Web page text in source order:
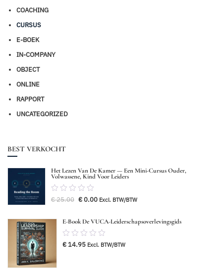
COACHING
CURSUS
E-BOEK
IN-COMPANY
OBJECT
ONLINE
RAPPORT
UNCATEGORIZED
BEST VERKOCHT
Het Lezen Van De Kamer — Een Mini-Cursus Ouder,
Volwassene, Kind Voor Leiders
0.00
van
€25.00 Oorspronkelijke
€ 25.00.
€0.00Huidige
Excl. BTW/BTW
E-Book De VUCA-Leiderschapsoverlevingsgids
0.00
van
€14.95 Excl. BTW/BTW